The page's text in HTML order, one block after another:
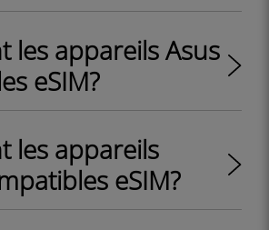
les appareils Asus
eSIM?
les appareils
eSIM?